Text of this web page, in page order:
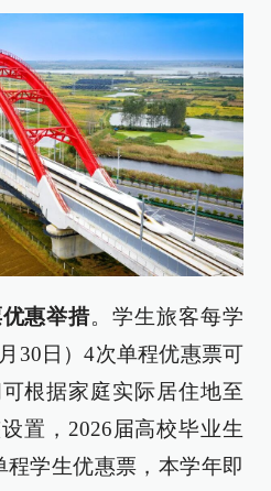
惠举措。学生旅客每学
30日）4次单程优惠票可
根据家庭实际居住地至
置，2026届高校毕业生
学生优惠票，本学年即